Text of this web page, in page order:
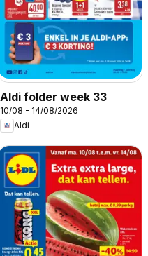
Aldi folder week 33
10/08 - 14/08/2026
Aldi